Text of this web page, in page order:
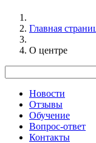
Главная
О центре
Новости
Отзывы
Обучение
Вопрос-ответ
Контакты